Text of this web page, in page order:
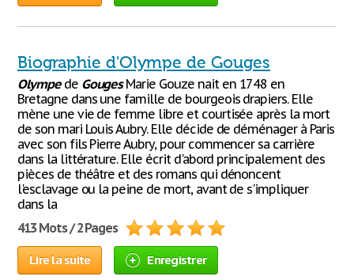
Biographie d'Olympe de Gouges
Olympede GougesMarie Gouze nait en 1748 en
Bretagne dans une famille de bourgeois drapiers. Elle
mène une vie de femme libre et courtisée après la mort
de son mari Louis Aubry. Elle décide de déménager à Paris
avec son fils Pierre Aubry, pour commencer sa carrière
dans la littérature. Elle écrit d'abord principalement des
pièces de théâtre et des romans qui dénoncent
l'esclavage ou la peine de mort, avant de s'impliquer
dans la
413 Mots / 2 Pages
Lire la suite Enregistrer